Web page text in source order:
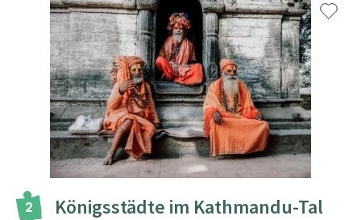
2 Königsstädte im Kathmandu-Tal